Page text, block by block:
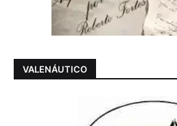
VALENÁUTICO